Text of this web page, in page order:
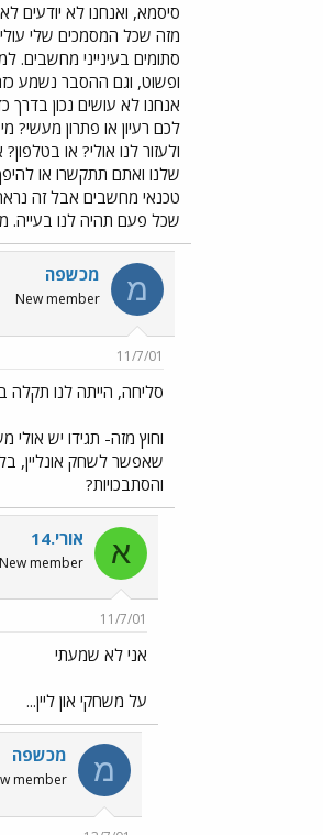
סיסמא, ואנחנו לא יודעים
מזה שכל המסמכים שלי
סתומים בעינייני מחשבים.
ופשוט, וגם ההסבר נשמע
אנחנו לא עושים נכון בדרך
לכם רעיון או פתרון מעשי?
ולעזור לנו אולי? או
שלנו ואתם תתקשרו או
טכנאי מחשבים אבל זה
שכל פעם תהיה לנו בעייה.
מ מכשפה
New member
11/7/01
סליחה, הייתה לנו תקלה
וחוץ מזה- תגידו יש אולי
שאפשר לשחק אונליין,
והסתבכויות?
א אורי.14
New member
11/7/01
אני לא שמעתי
על משחקי און ליין...
מ מכשפה
member